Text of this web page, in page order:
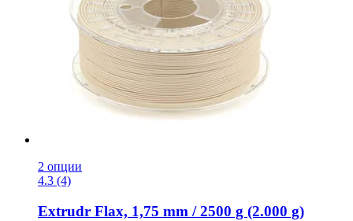
2 опции
4.3 (4)
Extrudr Flax, 1,75 mm / 2500 g (2.000 g)